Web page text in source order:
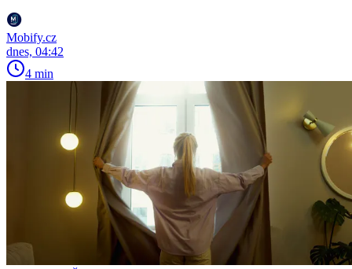
Mobify.cz
dnes, 04:42
4 min